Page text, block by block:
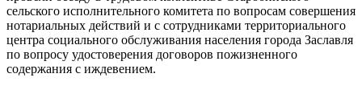
сельского исполнительного комитета по вопросам совершения
нотариальных действий и с сотрудниками территориального
центра социального обслуживания населения города Заславля
по вопросу удостоверения договоров пожизненного
содержания с иждевением.